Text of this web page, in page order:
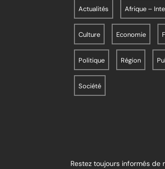
Actualités Afrique –
Culture Economie
Politique Région
Société
Restez toujours informés de